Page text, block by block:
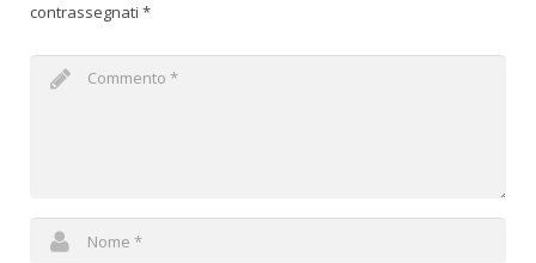
contrassegnati *